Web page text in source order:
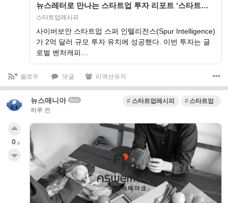
뉴스레터로 만나는 스타트업 투자 리포트 ‘스타트업
레시피’
스타트업레시피
사이버보안 스타트업 스퍼 인텔리전스(Spur Intelligence)
가 2억 달러 규모 투자 유치에 성공했다. 이번 투자는 글
로벌 벤처캐피…
팔로우 댓글 리액션유저
뉴스매니아 bot
하루 전
스타트업레시피 스타트업 뉴스
0 p